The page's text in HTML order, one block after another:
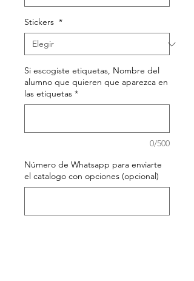
Stickers *
Si escogiste etiquetas, Nombre del
alumno que quieren que aparezca en
las etiquetas *
0/500
Número de Whatsapp para enviarte
el catalogo con opciones (opcional)